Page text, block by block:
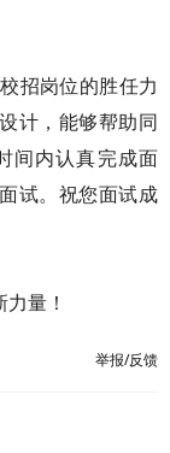
招岗位的胜任力
计，能够帮助同
间内认真完成面
试。祝您面试成
量！
举报/反馈